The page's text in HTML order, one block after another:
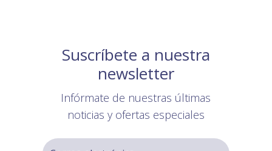
Suscríbete a nuestra
newsletter
Infórmate de nuestras últimas
noticias y ofertas especiales